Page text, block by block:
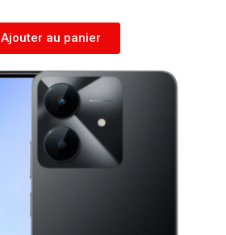
Ajouter au panier